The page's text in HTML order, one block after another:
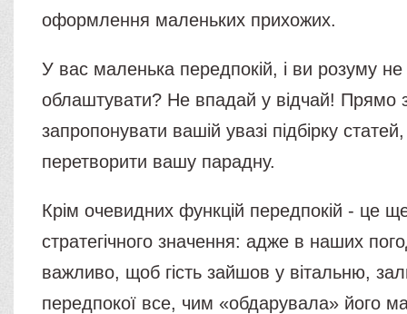
оформлення маленьких прихожих.
У вас маленька передпокій, і ви розуму не
облаштувати? Не впадай у відчай! Прямо
запропонувати вашій увазі підбірку
перетворити вашу парадну.
Крім очевидних функцій передпокій - це
стратегічного значення: адже в наших
важливо, щоб гість зайшов у вітальню,
передпокої все, чим «обдарувала» його